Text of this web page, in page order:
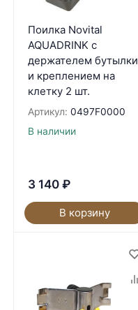
Поилка Novital
AQUADRINK с
держателем бутылки
и креплением на
клетку 2 шт.
Артикул: 0497F0000
В наличии
3 140 ₽
В корзину